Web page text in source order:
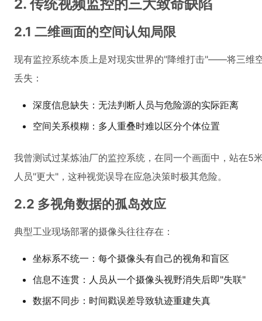
2. 传统视频监控的三大致命缺陷
2.1 二维画面的空间认知局限
现有监控系统本质上是对现实世界的"降维打击"——将三维
丢失：
深度信息缺失：无法判断人员与危险源的实际距离
空间关系模糊：多人重叠时难以区分个体位置
我曾测试过某炼油厂的监控系统，在同一个画面中，站在5
人员"更大"，这种视觉误导在应急决策时极其危险。
2.2 多视角数据的孤岛效应
典型工业现场部署的摄像头往往存在：
坐标系不统一：每个摄像头有自己的视角和盲区
信息不连贯：人员从一个摄像头视野消失后即"失联"
数据不同步：时间戳误差导致轨迹重建失真